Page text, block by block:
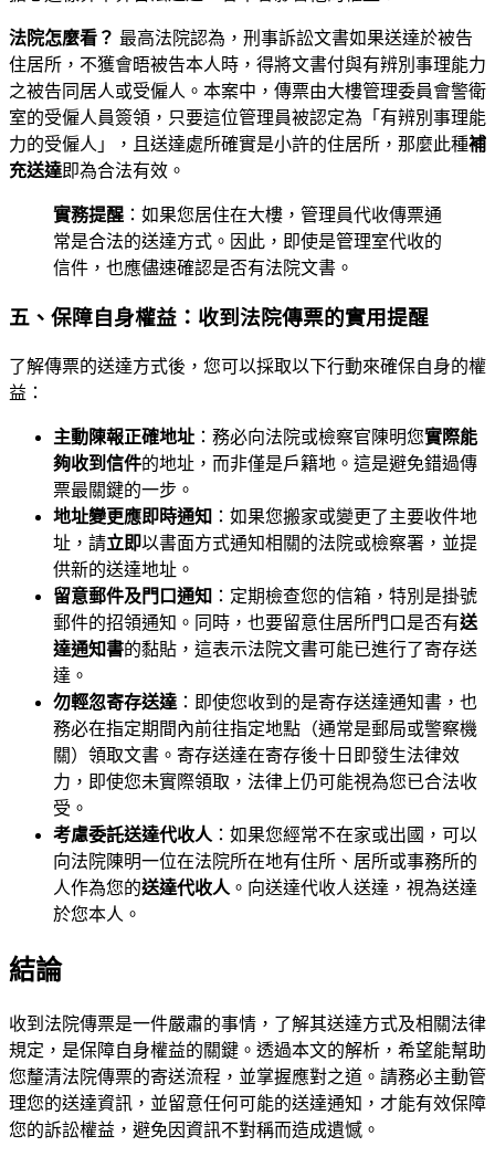
法院怎麼看？ 最高法院認為，刑事訴訟文書如果送達於被告
住居所，不獲會晤被告本人時，得將文書付與有辨別事理能力
之被告同居人或受僱人。本案中，傳票由大樓管理委員會警衛
室的受僱人員簽領，只要這位管理員被認定為「有辨別事理能
力的受僱人」，且送達處所確實是小許的住居所，那麼此種補
充送達即為合法有效。
實務提醒 ：如果您居住在大樓，管理員代收傳票通
常是合法的送達方式。因此，即使是管理室代收的
信件，也應儘速確認是否有法院文書。
五、保障自身權益：收到法院傳票的實用提醒
了解傳票的送達方式後，您可以採取以下行動來確保自身的權
益：
主動陳報正確地址 ：務必向法院或檢察官陳明您實際能
夠收到信件的地址，而非僅是戶籍地。這是避免錯過傳
票最關鍵的一步。
地址變更應即時通知 ：如果您搬家或變更了主要收件地
址，請立即以書面方式通知相關的法院或檢察署，並提
供新的送達地址。
留意郵件及門口通知 ：定期檢查您的信箱，特別是掛號
郵件的招領通知。同時，也要留意住居所門口是否有送
達通知書的黏貼，這表示法院文書可能已進行了寄存送
達。
勿輕忽寄存送達 ：即使您收到的是寄存送達通知書，也
務必在指定期間內前往指定地點（通常是郵局或警察機
關）領取文書。寄存送達在寄存後十日即發生法律效
力，即使您未實際領取，法律上仍可能視為您已合法收
受。
考慮委託送達代收人 ：如果您經常不在家或出國，可以
向法院陳明一位在法院所在地有住所、居所或事務所的
人作為您的送達代收人 。向送達代收人送達，視為送達
於您本人。
結論
收到法院傳票是一件嚴肅的事情，了解其送達方式及相關法律
規定，是保障自身權益的關鍵。透過本文的解析，希望能幫助
您釐清法院傳票的寄送流程，並掌握應對之道。請務必主動管
理您的送達資訊，並留意任何可能的送達通知，才能有效保障
您的訴訟權益，避免因資訊不對稱而造成遺憾。